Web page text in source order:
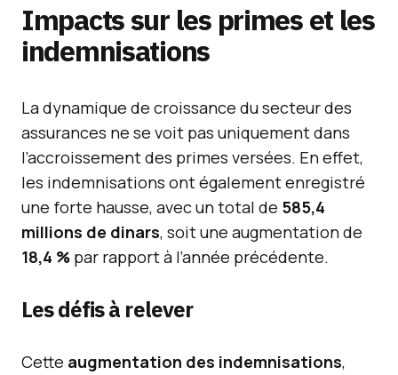
Impacts sur les primes et les
indemnisations
La dynamique de croissance du secteur des
assurances ne se voit pas uniquement dans
l’accroissement des primes versées. En effet,
les indemnisations ont également enregistré
une forte hausse, avec un total de 585,4
millions de dinars, soit une augmentation de
18,4 % par rapport à l’année précédente.
Les défis à relever
Cette augmentation des indemnisations,